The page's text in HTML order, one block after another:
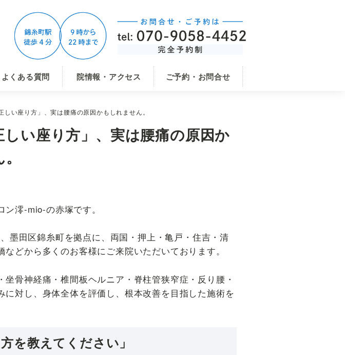
よくある質問 院情報・アクセス ご予約・お問合せ
しい座り方」、実は腰痛の原因かもしれません。
い座り方」、実は腰痛の原因か
澪-mio-の赤塚です。
墨田区錦糸町を拠点に、両国・押上・亀戸・住吉・清
どから多くのお客様にご来院いただいております。
坐骨神経痛・椎間板ヘルニア・脊柱管狭窄症・反り腰・
に対し、身体全体を評価し、根本改善を目指した施術を
を教えてください」